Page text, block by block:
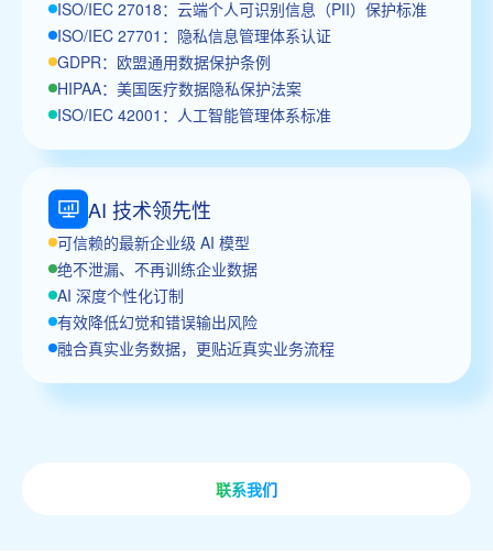
ISO/IEC 27018：云端个人可识别信息（PII）保护标准
ISO/IEC 27701：隐私信息管理体系认证
GDPR：欧盟通用数据保护条例
HIPAA：美国医疗数据隐私保护法案
ISO/IEC 42001：人工智能管理体系标准
AI 技术领先性
可信赖的最新企业级 AI 模型
绝不泄漏、不再训练企业数据
AI 深度个性化订制
有效降低幻觉和错误输出风险
融合真实业务数据，更贴近真实业务流程
联系我们